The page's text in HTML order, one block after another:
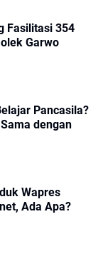
Fasilitasi 354
Garwo
Pancasila?
dengan
Wapres
Ada Apa?